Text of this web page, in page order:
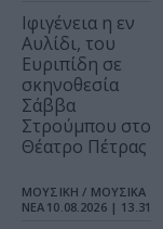
Ιφιγένεια η εν
Αυλίδι, του
Ευριπίδη σε
σκηνοθεσία
Σάββα
Στρούμπου στο
Θέατρο Πέτρας
ΜΟΥΣΙΚΗ / ΜΟΥΣΙΚΑ
ΝΕΑ 10.08.2026 | 13.31